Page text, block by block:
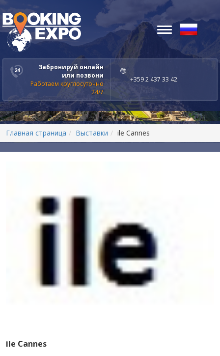
Забронируй онлайн
или позвони
Работаем круглосуточно
24/7
+359 2 437 33 42
Toggle
navigation
Главная страница Выставки ile Cannes
ile Cannes